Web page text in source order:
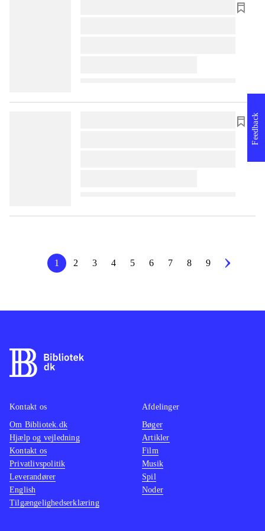
lorem ipsum dolor sit amet ...
lorem ipsum dolor sit amet ...
lorem ipsum dolor sit amet ...
lorem ipsum dolor sit amet ...
1 2 3 4 5 6 7 8 9
Feedback
Kontakt os
Om Bibliotek.dk
Hjælp og vejledning
Kontakt os
Privatlivspolitik
Leverandører
English
Tilgængelighedserklæring
Afdelinger
Bøger
Artikler
Film
Musik
Spil
Noder